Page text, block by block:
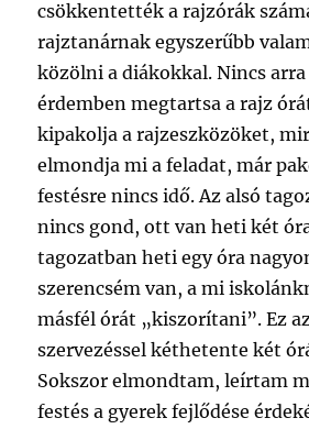
csökkentették a rajzórák
rajztanárnak egyszerűbb
közölni a diákokkal. Nincs
érdemben megtartsa a rajz
kipakolja a rajzeszközöket,
elmondja mi a feladat, már
festésre nincs idő. Az alsó
nincs gond, ott van heti két
tagozatban heti egy óra
szerencsém van, a mi
másfél órát „kiszorítani”. Ez
szervezéssel kéthetente két
Sokszor elmondtam, leírtam
festés a gyerek fejlődése